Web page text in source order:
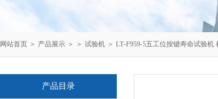
网站首页 ＞ 产品展示 ＞ ＞ 试验机 ＞ LT-F959-5五工位按键寿命试验机
产品目录